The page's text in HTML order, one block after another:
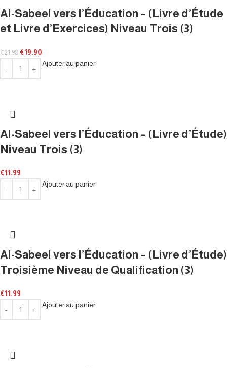
Al-Sabeel vers l’Éducation – (Livre d’Étude
et Livre d’Exercices) Niveau Trois (3)
€21.98 €19.90
Ajouter au panier
Al-Sabeel vers l’Éducation – (Livre d’Étude)
Niveau Trois (3)
€11.99
Ajouter au panier
Al-Sabeel vers l’Éducation – (Livre d’Étude)
Troisième Niveau de Qualification (3)
€11.99
Ajouter au panier